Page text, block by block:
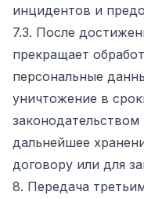
инцидентов и
7.3. После
прекращает
персональные
уничтожение в
дальнейшее
договору или для
8. Передача